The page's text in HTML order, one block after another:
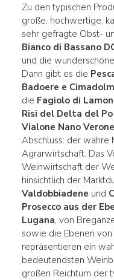
Zu den typischen
große, hochwertige,
sehr gefragte Obst-
Bianco di Bassano
und die wunderschöne
Dann gibt es die
Badoere e
die Fagiolo di Lamon
Risi del Delta del Po
Vialone Nano
Abschluss: der wahre
Agrarwirtschaft. Das
Weinwirtschaft der
hinsichtlich der
Valdobbiadene und
Prosecco aus der
Lugana, von
sowie die Ebenen
repräsentieren ein
bedeutendsten
großen Reichtum der